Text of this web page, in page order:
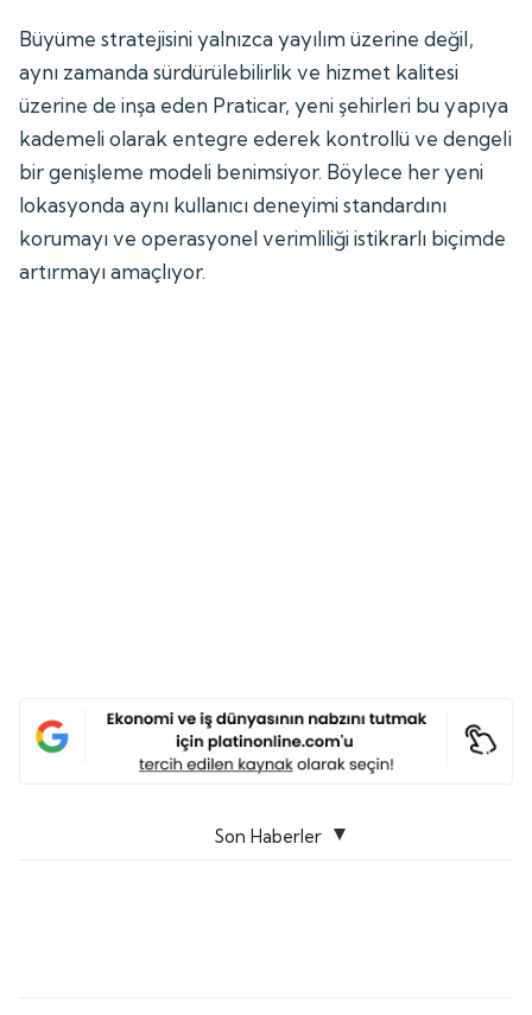
Büyüme stratejisini yalnızca yayılım üzerine değil,
aynı zamanda sürdürülebilirlik ve hizmet kalitesi
üzerine de inşa eden Praticar, yeni şehirleri bu yapıya
kademeli olarak entegre ederek kontrollü ve dengeli
bir genişleme modeli benimsiyor. Böylece her yeni
lokasyonda aynı kullanıcı deneyimi standardını
korumayı ve operasyonel verimliliği istikrarlı biçimde
artırmayı amaçlıyor.
Son Haberler